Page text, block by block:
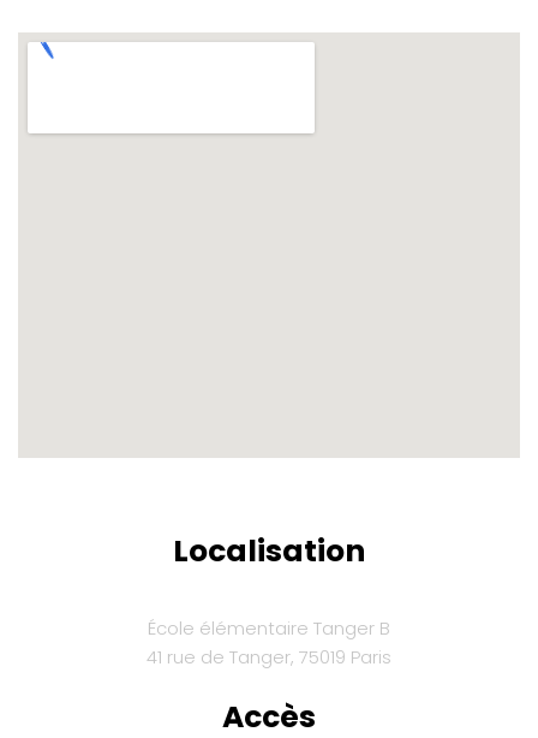
Localisation
École élémentaire Tanger B
41 rue de Tanger, 75019 Paris
Accès